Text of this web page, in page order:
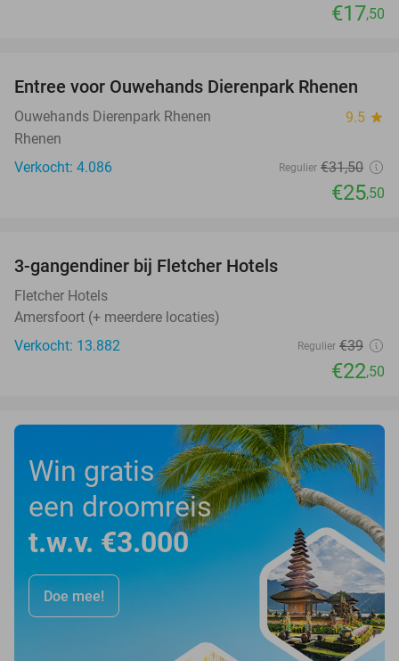
€17,50
19%
Entree voor Ouwehands Dierenpark Rhenen
Ouwehands Dierenpark Rhenen 9.5 star
Rhenen
Verkocht: 4.086
Regulier €31,50
€25,50
3-gangendiner bij Fletcher Hotels
Fletcher Hotels
Amersfoort (+ meerdere locaties)
Verkocht: 13.882
Regulier €39
€22,50
Win gratis
een droomreis
t.w.v. €3.000
Doe mee!